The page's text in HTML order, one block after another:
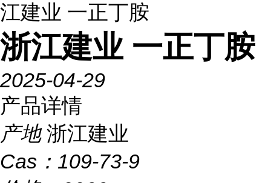
江建业 一正丁胺
浙江建业 一正丁胺
2025-04-29
产品详情
产地 浙江建业
Cas： 109-73-9